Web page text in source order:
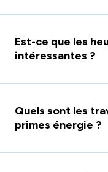
Est-ce que les
intéressantes ?
Quels sont les
primes énergie ?